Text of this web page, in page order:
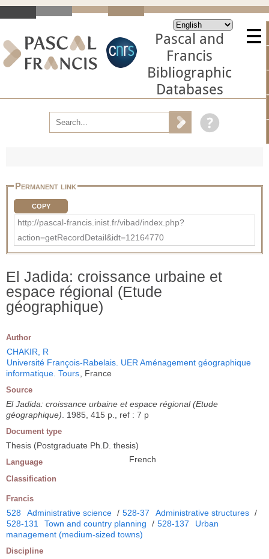
Pascal and
Francis
Bibliographic
Databases
Permanent link
COPY
http://pascal-francis.inist.fr/vibad/index.php?
action=getRecordDetail&idt=12164770
El Jadida: croissance urbaine et
espace régional (Etude
géographique)
Author
CHAKIR, R
Université François-Rabelais. UER Aménagement géographique
informatique. Tours , France
Source
El Jadida: croissance urbaine et espace régional (Etude
géographique) . 1985, 415 p., ref : 7 p
Document type
Thesis (Postgraduate Ph.D. thesis)
Language French
Classification
Francis
528 Administrative science / 528-37 Administrative structures /
528-131
Town and country planning / 528-137
Urban
management (medium-sized towns)
Discipline